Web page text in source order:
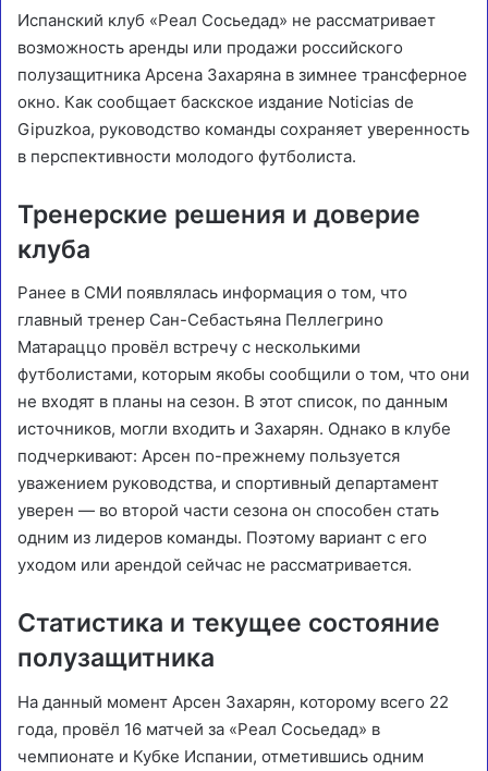
Испанский клуб «Реал Сосьедад» не рассматривает
возможность аренды или продажи российского
полузащитника Арсена Захаряна в зимнее трансферное
окно. Как сообщает баскское издание Noticias de
Gipuzkoa, руководство команды сохраняет уверенность
в перспективности молодого футболиста.
Тренерские решения и доверие
клуба
Ранее в СМИ появлялась информация о том, что
главный тренер Сан-Себастьяна Пеллегрино
Матараццо провёл встречу с несколькими
футболистами, которым якобы сообщили о том, что они
не входят в планы на сезон. В этот список, по данным
источников, могли входить и Захарян. Однако в клубе
подчеркивают: Арсен по-прежнему пользуется
уважением руководства, и спортивный департамент
уверен — во второй части сезона он способен стать
одним из лидеров команды. Поэтому вариант с его
уходом или арендой сейчас не рассматривается.
Статистика и текущее состояние
полузащитника
На данный момент Арсен Захарян, которому всего 22
года, провёл 16 матчей за «Реал Сосьедад» в
чемпионате и Кубке Испании, отметившись одним